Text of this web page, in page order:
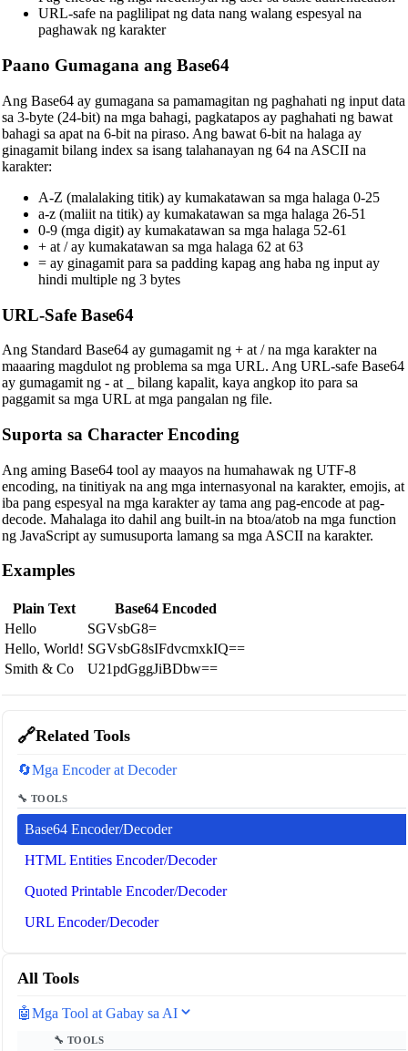
🔗Related Tools
🔄Mga Encoder at Decoder
🔧 TOOLS
Base64 Encoder/Decoder
HTML Entities Encoder/Decoder
Quoted Printable Encoder/Decoder
URL Encoder/Decoder
All Tools
🤖Mga Tool at Gabay sa AI
🔧 TOOLS
URL-safe na paglilipat ng data nang walang espesyal na
paghawak ng karakter
Paano Gumagana ang Base64
Ang Base64 ay gumagana sa pamamagitan ng paghahati ng input data
sa 3-byte (24-bit) na mga bahagi, pagkatapos ay paghahati ng bawat
bahagi sa apat na 6-bit na piraso. Ang bawat 6-bit na halaga ay
ginagamit bilang index sa isang talahanayan ng 64 na ASCII na
karakter:
A-Z (malalaking titik) ay kumakatawan sa mga halaga 0-25
a-z (maliit na titik) ay kumakatawan sa mga halaga 26-51
0-9 (mga digit) ay kumakatawan sa mga halaga 52-61
+ at / ay kumakatawan sa mga halaga 62 at 63
= ay ginagamit para sa padding kapag ang haba ng input ay
hindi multiple ng 3 bytes
URL-Safe Base64
Ang Standard Base64 ay gumagamit ng + at / na mga karakter na
maaaring magdulot ng problema sa mga URL. Ang URL-safe Base64
ay gumagamit ng - at _ bilang kapalit, kaya angkop ito para sa
paggamit sa mga URL at mga pangalan ng file.
Suporta sa Character Encoding
Ang aming Base64 tool ay maayos na humahawak ng UTF-8
encoding, na tinitiyak na ang mga internasyonal na karakter, emojis, at
iba pang espesyal na mga karakter ay tama ang pag-encode at pag-
decode. Mahalaga ito dahil ang built-in na btoa/atob na mga function
ng JavaScript ay sumusuporta lamang sa mga ASCII na karakter.
Examples
Plain Text
Base64 Encoded
Hello
SGVsbG8=
Hello, World! SGVsbG8sIFdvcmxkIQ==
Smith & Co
U21pdGggJiBDbw==